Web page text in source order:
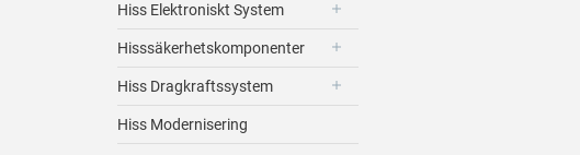
Hiss Elektroniskt System
Hisssäkerhetskomponenter
Hiss Dragkraftssystem
Hiss Modernisering